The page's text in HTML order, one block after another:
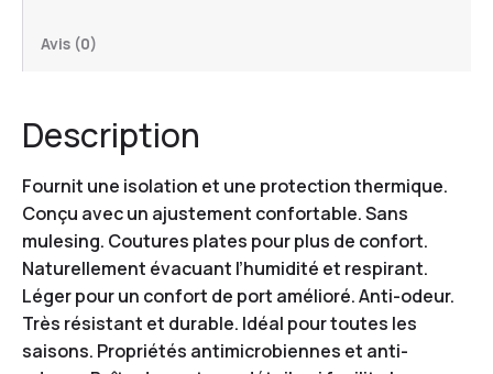
Avis (0)
Description
Fournit une isolation et une protection thermique.
Conçu avec un ajustement confortable. Sans
mulesing. Coutures plates pour plus de confort.
Naturellement évacuant l’humidité et respirant.
Léger pour un confort de port amélioré. Anti-odeur.
Très résistant et durable. Idéal pour toutes les
saisons. Propriétés antimicrobiennes et anti-